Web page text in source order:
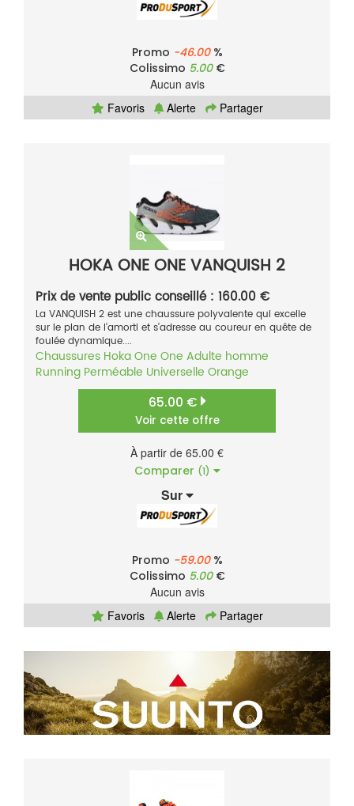
Promo -46.00%
Colissimo 5.00€
Aucun avis
Favoris
Alerte Partager
HOKA ONE ONE VANQUISH 2
Prix de vente public conseillé : 160.00 €
La VANQUISH 2 est une chaussure polyvalente qui excelle
sur le plan de l’amorti et s’adresse au coureur en quête de
foulée dynamique....
Chaussures Hoka One One Adulte homme
Running Perméable Universelle Orange
65.00 €
Voir cette offre
À partir de 65.00 €
Comparer (1)
Sur
Promo -59.00%
Colissimo 5.00€
Aucun avis
Favoris
Alerte Partager